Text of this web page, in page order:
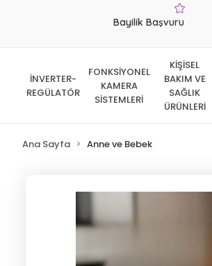
Bayilik Başvuru
İNVERTER-
REGÜLATÖR
FONKSİYONEL
KAMERA
SİSTEMLERİ
KİŞİSEL
BAKIM VE
SAĞLIK
ÜRÜNLERİ
Ana Sayfa Anne ve Bebek